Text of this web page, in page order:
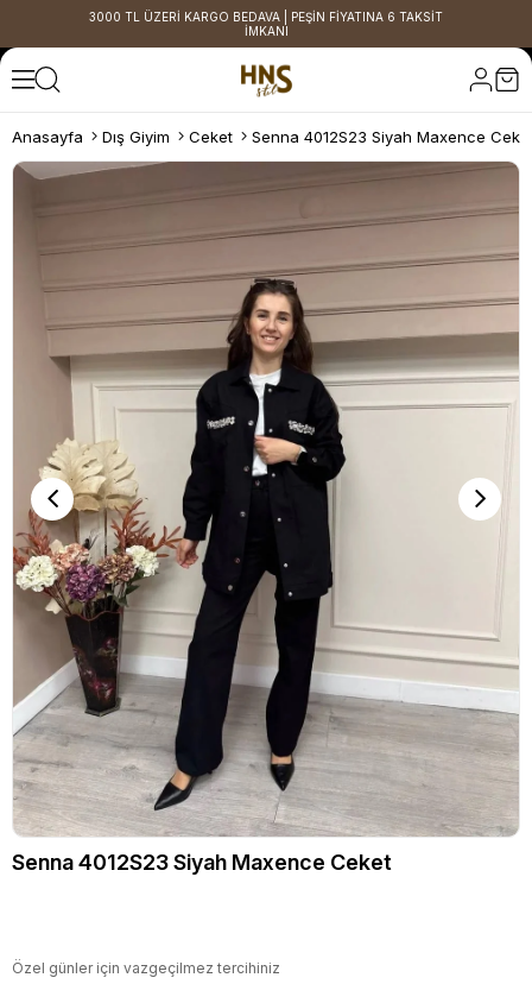
3000 TL ÜZERİ KARGO BEDAVA | PEŞİN FİYATINA 6 TAKSİT
İMKANI
Anasayfa Dış Giyim Ceket Senna 4012S23 Siyah Maxence
Senna 4012S23 Siyah Maxence Ceket
Özel günler için vazgeçilmez tercihiniz